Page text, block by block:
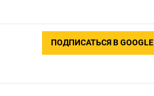
ПОДПИСАТЬСЯ В GOOGLE